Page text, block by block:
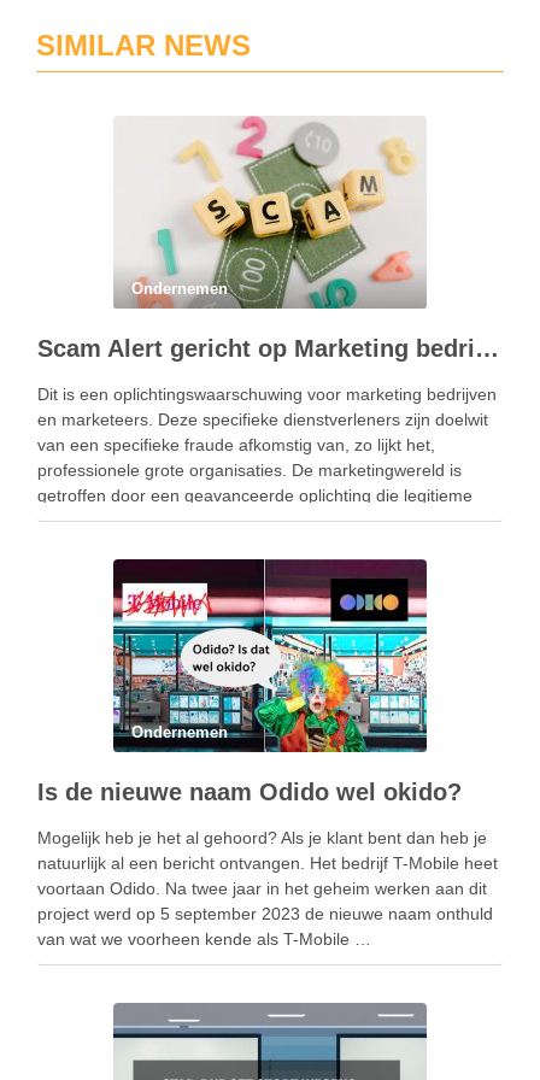
SIMILAR NEWS
Ondernemen
Scam Alert gericht op Marketing bedrijven
Dit is een oplichtingswaarschuwing voor marketing bedrijven
en marketeers. Deze specifieke dienstverleners zijn doelwit
van een specifieke fraude afkomstig van, zo lijkt het,
professionele grote organisaties. De marketingwereld is
getroffen door een geavanceerde oplichting die legitieme
zakelijke voorstellen van een internationaal bedrijf nabootst.
Ondernemen
Is de nieuwe naam Odido wel okido?
Mogelijk heb je het al gehoord? Als je klant bent dan heb je
natuurlijk al een bericht ontvangen. Het bedrijf T-Mobile heet
voortaan Odido. Na twee jaar in het geheim werken aan dit
project werd op 5 september 2023 de nieuwe naam onthuld
van wat we voorheen kende als T-Mobile …